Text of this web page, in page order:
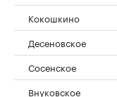
Кокошкино
Десеновское
Сосенское
Внуковское